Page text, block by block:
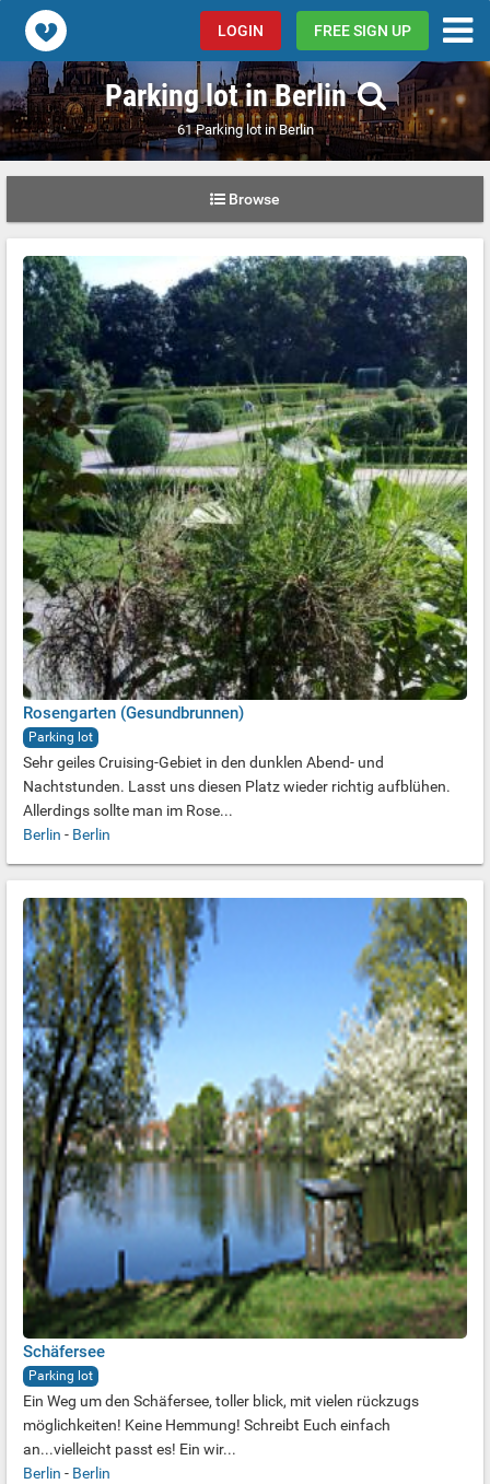
Popcorn.dating LOGIN FREE SIGN UP
Parking lot in Berlin
61 Parking lot in Berlin
Browse
Rosengarten (Gesundbrunnen)
Parking lot
Sehr geiles Cruising-Gebiet in den dunklen Abend- und
Nachtstunden. Lasst uns diesen Platz wieder richtig aufblühen.
Allerdings sollte man im Rose...
Berlin - Berlin
Schäfersee
Parking lot
Ein Weg um den Schäfersee, toller blick, mit vielen rückzugs
möglichkeiten! Keine Hemmung! Schreibt Euch einfach
an...vielleicht passt es! Ein wir...
Berlin - Berlin